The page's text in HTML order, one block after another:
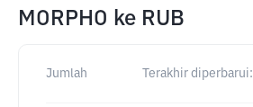
MORPHO ke RUB
Jumlah Terakhir diperbarui: